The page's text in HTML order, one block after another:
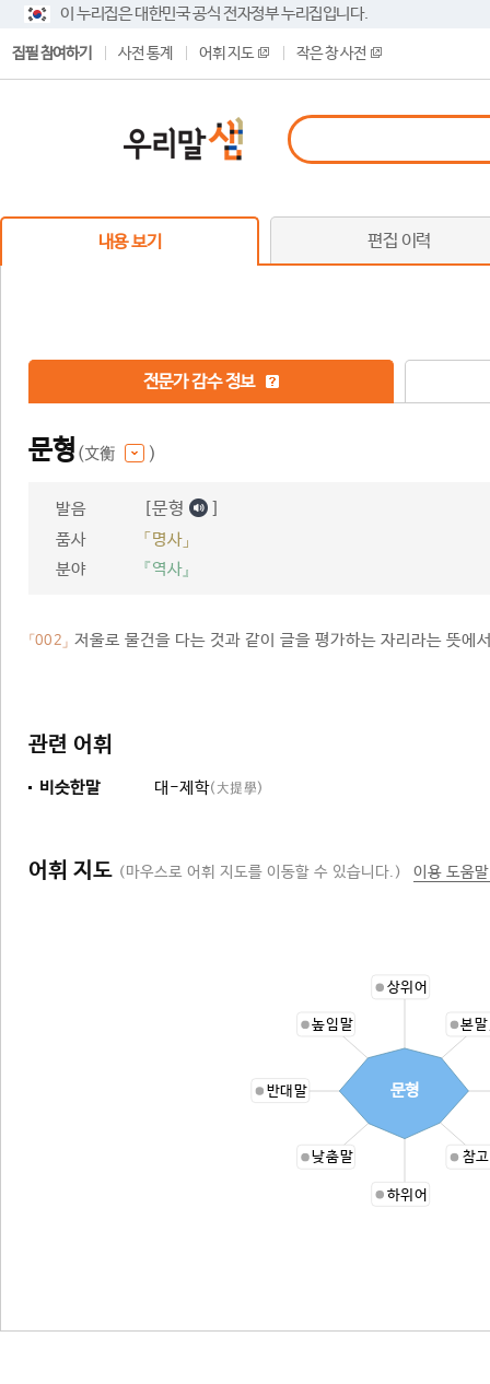
이 누리집은 대한민국 공식 전자정부 누리집입니다.
집필 참여하기 사전 통계 어휘 지도 작은 창 사전
내용 보기 편집 이력
전문가 감수 정보
문형 (文衡 )
발음 [문형 ]
품사
「명사」
분야
『역사』
「002」 저울로 물건을 다는 것과 같이 글을 평가하는 자리라는 뜻에
관련 어휘
비슷한말 대-제학(大提學)
어휘 지도 (마우스로 어휘 지도를 이동할 수 있습니다.) 이용 도움
상위어
본
참
하위어
낮춤말
반대말
높임말
문형